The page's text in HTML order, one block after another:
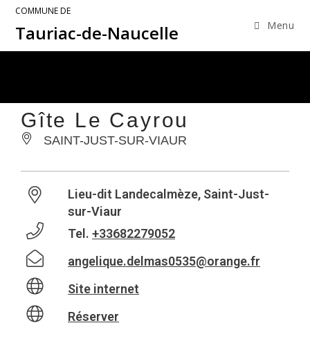
COMMUNE DE
Tauriac-de-Naucelle Menu
Gîte Le Cayrou
SAINT-JUST-SUR-VIAUR
Lieu-dit Landecalmèze, Saint-Just-
sur-Viaur
Tel. +33682279052
angelique.delmas0535@orange.fr
Site internet
Réserver